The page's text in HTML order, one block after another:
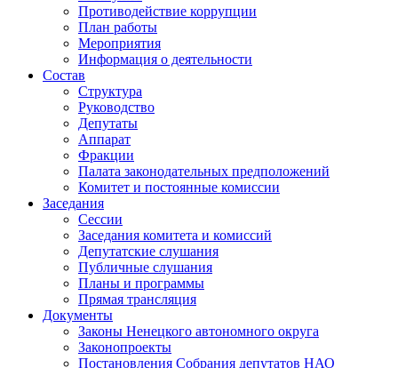
Противодействие коррупции
План работы
Мероприятия
Информация о деятельности
Состав
Структура
Руководство
Депутаты
Аппарат
Фракции
Палата законодательных предположений
Комитет и постоянные комиссии
Заседания
Сессии
Заседания комитета и комиссий
Депутатские слушания
Публичные слушания
Планы и программы
Прямая трансляция
Документы
Законы Ненецкого автономного округа
Законопроекты
Постановления Собрания депутатов НАО